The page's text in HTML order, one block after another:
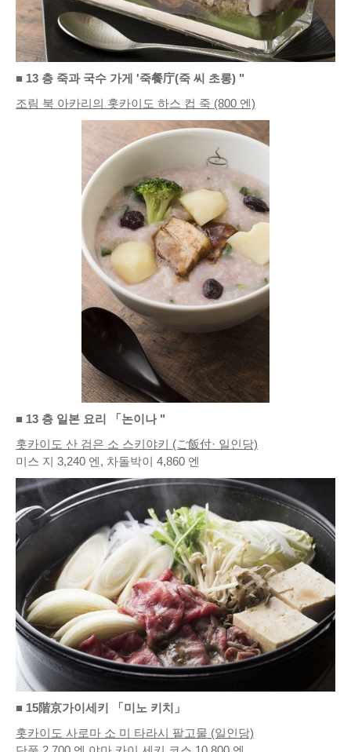
■ 13 층 죽과 국수 가게 '죽餐庁(죽 씨 초롱) "
조림 북 아카리의 홋카이도 하스 컵 죽 (800 엔)
■ 13 층 일본 요리 「논이나 "
홋카이도 산 검은 소 스키야키 (ご飯付· 일인당)
미스 지 3,240 엔, 차돌박이 4,860 엔
■ 15階京가이세키 「미노 키치」
홋카이도 사로마 소 미 타라시 팥고물 (일인당)